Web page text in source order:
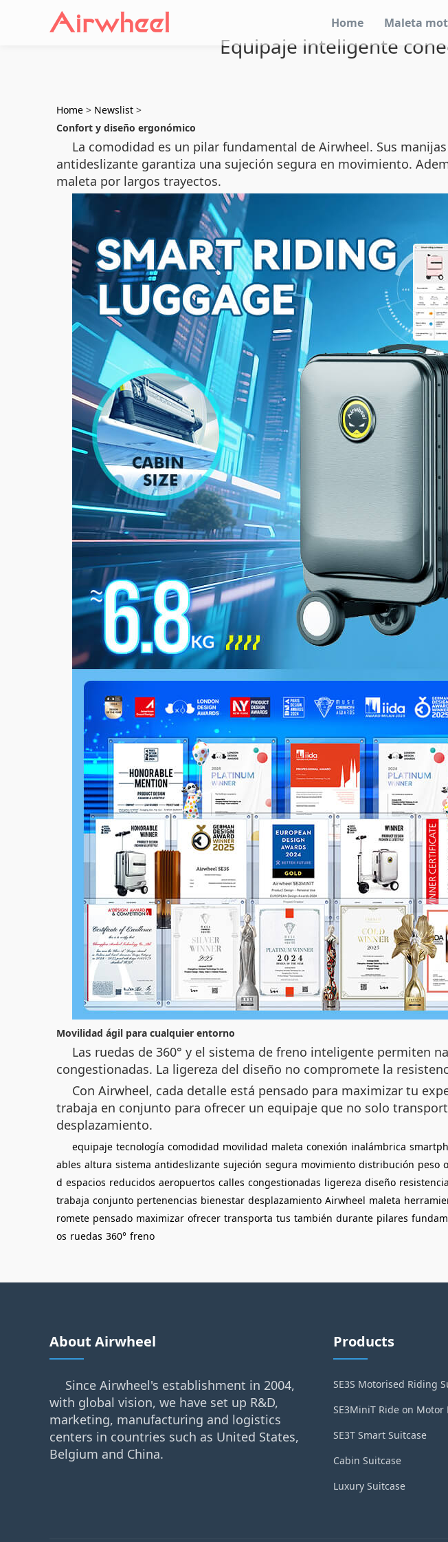
Home Maleta
Equipaje inteligente
Home > Newslist >
Confort y diseño ergonómico
La comodidad es un pilar fundamental de Airwheel. Sus
antideslizante garantiza una sujeción segura en movimiento.
maleta por largos trayectos.
Movilidad ágil para cualquier entorno
Las ruedas de 360° y el sistema de freno inteligente permiten
congestionadas. La ligereza del diseño no compromete la
Con Airwheel, cada detalle está pensado para maximizar tu
trabaja en conjunto para ofrecer un equipaje que no solo
desplazamiento.
equipaje tecnología comodidad movilidad maleta conexión inalámbrica
ables altura sistema antideslizante sujeción segura movimiento distribución peso
d espacios reducidos aeropuertos calles congestionadas ligereza diseño resistencia
trabaja conjunto pertenencias bienestar desplazamiento Airwheel maleta
romete pensado maximizar ofrecer transporta tus también durante pilares
os ruedas 360° freno
About Airwheel
Since Airwheel's establishment in 2004,
with global vision, we have set up R&D,
marketing, manufacturing and logistics
centers in countries such as United States,
Belgium and China.
Products
SE3S Motorised Riding
SE3MiniT Ride on Motor
SE3T Smart Suitcase
Cabin Suitcase
Luxury Suitcase